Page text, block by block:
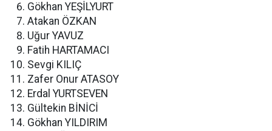
Gökhan YEŞİLYURT
Atakan ÖZKAN
Uğur YAVUZ
Fatih HARTAMACI
Sevgi KILIÇ
Zafer Onur ATASOY
Erdal YURTSEVEN
Gültekin BİNİCİ
Gökhan YILDIRIM